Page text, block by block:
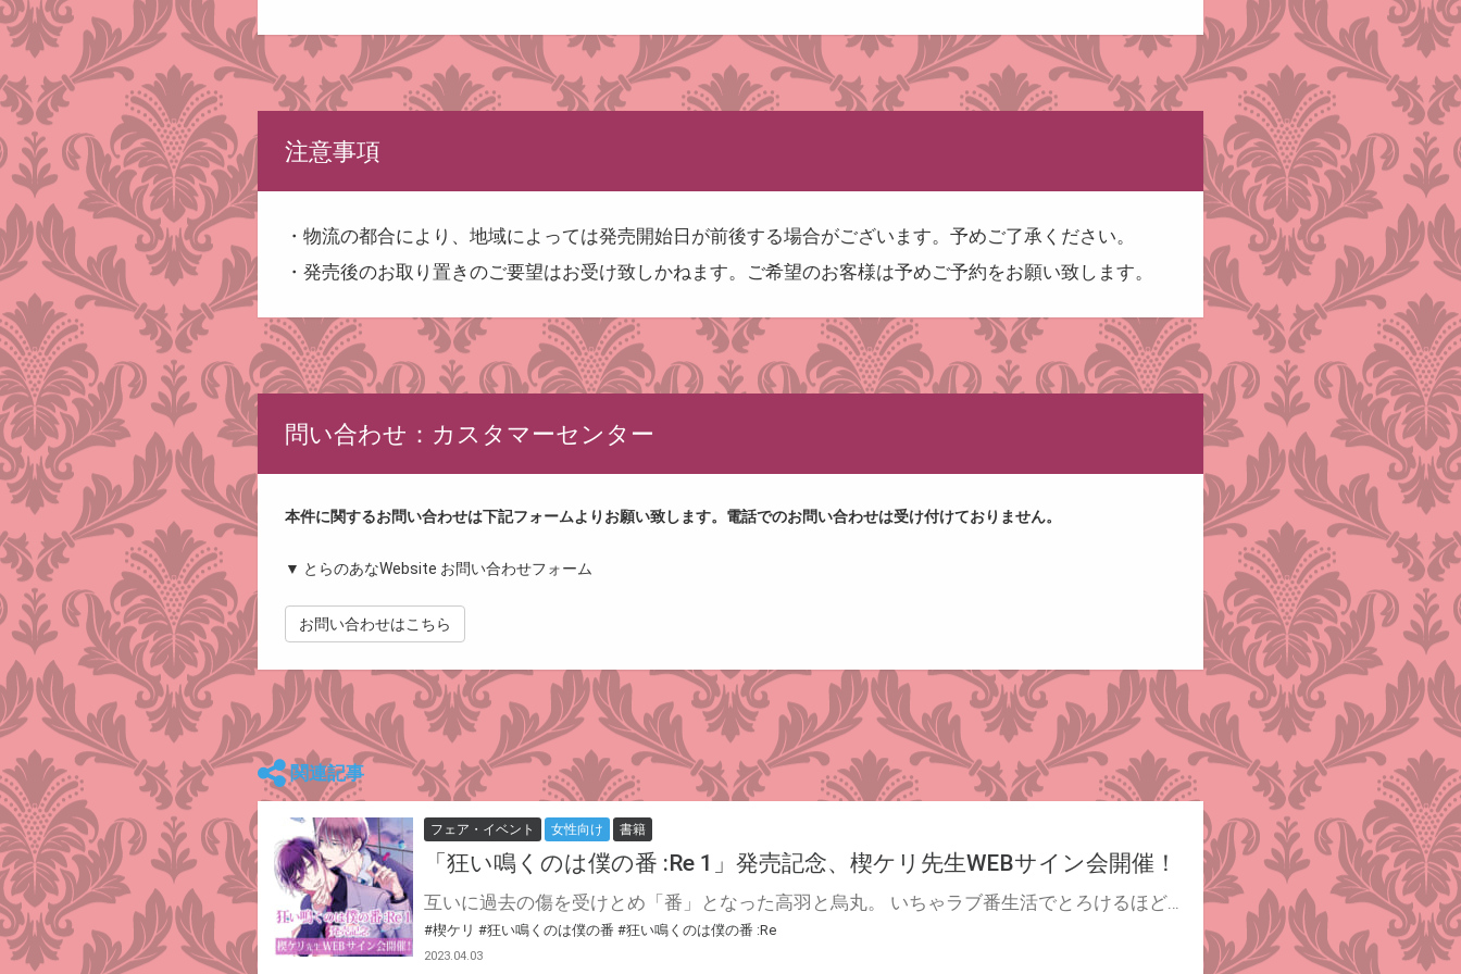
注意事項
・物流の都合により、地域によっては発売開始日が前後する場合がございます。予めご了承ください。
・発売後のお取り置きのご要望はお受け致しかねます。ご希望のお客様は予めご予約をお願い致します。
問い合わせ：カスタマーセンター
本件に関するお問い合わせは下記フォームよりお願い致します。電話でのお問い合わせは受け付けておりません。
▼ とらのあなWebsite お問い合わせフォーム
お問い合わせはこちら
関連記事
フェア・イベント 女性向け 書籍
「狂い鳴くのは僕の番 :Re 1」発売記念、楔ケリ先生WEBサイン会開催！
互いに過去の傷を受けとめ「番」となった高羽と烏丸。 いちゃラブ番生活でとろけるほど幸せな日々を送る二人。 だが確かな結びつきである「番」ゆえ、心をかすめる想い、縛られる理もあって――? 大人気カップル【圧倒的“雄”スパダリ年下α×愛し下手な元孤高のビッチΩ】本能を凌駕する、不可侵の愛の物語――開幕。 とらのあなでは『狂い鳴くのは僕の番 :Re 1【初回限定版】』の発売を記念して、楔ケリ先生のWEBサイン会の開催が決定致しました！ この貴重な機会、皆様ぜひ奮ってご応募くださいませ☆
#楔ケリ #狂い鳴くのは僕の番 #狂い鳴くのは僕の番 :Re
2023.04.03